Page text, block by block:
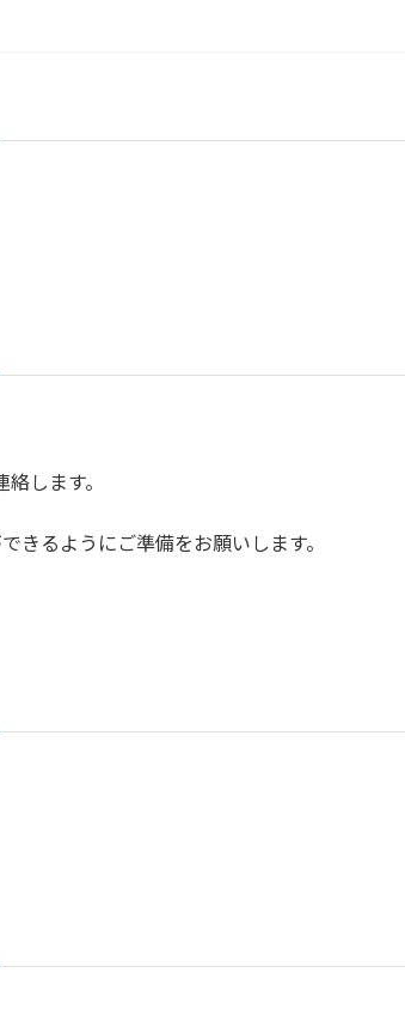
します。
きるようにご準備をお願いします。